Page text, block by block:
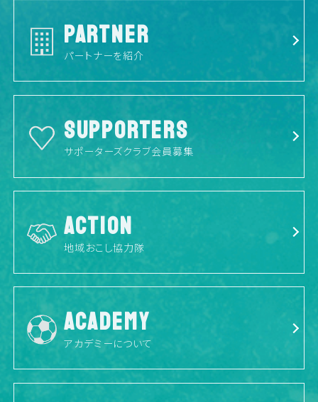
PARTNER
パートナーを紹介
SUPPORTERS
サポーターズクラブ会員募集
ACTION
地域おこし協力隊
ACADEMY
アカデミーについて